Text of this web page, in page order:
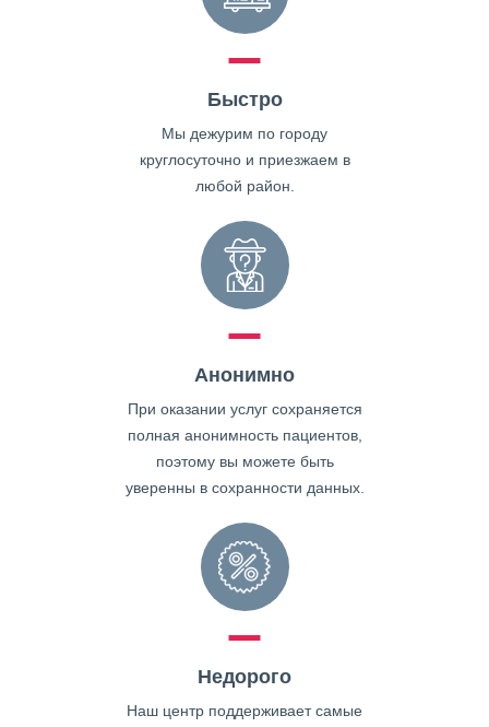
Быстро
Мы дежурим по городу
круглосуточно и приезжаем в
любой район.
Анонимно
При оказании услуг сохраняется
полная анонимность пациентов,
поэтому вы можете быть
уверенны в сохранности данных.
Недорого
Наш центр поддерживает самые